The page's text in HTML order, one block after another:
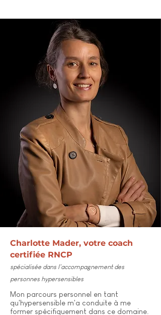
Charlotte Mader, votre coach
certifiée RNCP
spécialisée dans l'accompagnement des
personnes hypersensibles
Mon parcours personnel en tant
qu'hypersensible m'a conduite à me
former spécifiquement dans ce domaine.